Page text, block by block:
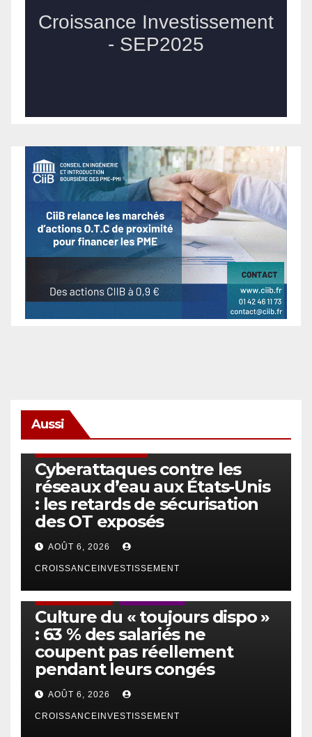
Aussi
Cyberattaques contre les
réseaux d’eau aux États-Unis
: les retards de sécurisation
des OT exposés
AOÛT 6, 2026
CROISSANCEINVESTISSEMENT
Culture du « toujours dispo »
: 63 % des salariés ne
coupent pas réellement
pendant leurs congés
AOÛT 6, 2026
CROISSANCEINVESTISSEMENT